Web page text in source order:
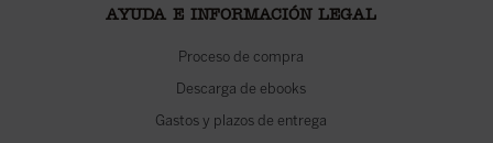
AYUDA E INFORMACIÓN LEGAL
Proceso de compra
Descarga de ebooks
Gastos y plazos de entrega